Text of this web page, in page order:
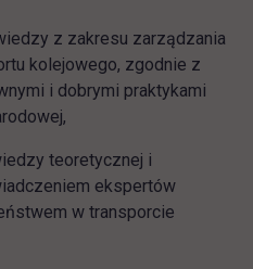
z zakresu zarządzania
kolejowego, zgodnie z
i dobrymi praktykami
teoretycznej i
ekspertów
w transporcie